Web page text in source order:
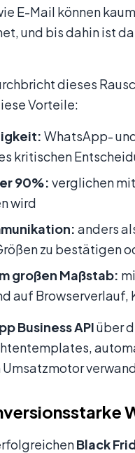
E-Mail können
und bis dahin ist
dieses
Vorteile:
WhatsApp-
kritischen
90%: verglichen
wird
anders
zu bestätigen
großen Maßstab:
auf
Business APIüber
Black